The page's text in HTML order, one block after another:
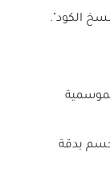
بدقة